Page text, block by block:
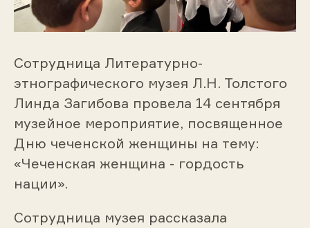
Сотрудница Литературно-
этнографического музея Л.Н. Толстого
Линда Загибова провела 14 сентября
музейное мероприятие, посвященное
Дню чеченской женщины на тему:
«Чеченская женщина - гордость
нации».
Сотрудница музея рассказала